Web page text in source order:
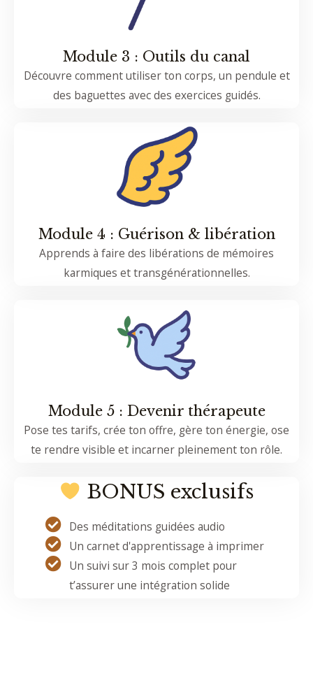
Module 3 : Outils du canal
Découvre comment utiliser ton corps, un pendule et
des baguettes avec des exercices guidés.
Module 4 : Guérison & libération
Apprends à faire des libérations de mémoires
karmiques et transgénérationnelles.
Module 5 : Devenir thérapeute
Pose tes tarifs, crée ton offre, gère ton énergie, ose
te rendre visible et incarner pleinement ton rôle.
BONUS exclusifs
Des méditations guidées audio
Un carnet d'apprentissage à imprimer
Un suivi sur 3 mois complet pour
t’assurer une intégration solide